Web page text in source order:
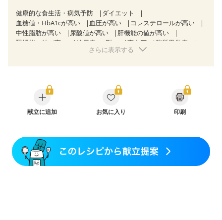
健康的な食生活・病気予防
ダイエット
血糖値・HbA1cが高い
血圧が高い
コレステロールが高い
中性脂肪が高い
尿酸値が高い
肝機能の値が高い
腎機能の値が高い
糖尿病（2型） 高血圧
脂質異常症
狭心症 心筋梗塞
糖尿病性腎症（第１期）
糖尿病性腎症（第２期）
糖尿病性腎症（第３期）
CKD（ステージ１）
CKD（ステージ２）
CKD（ステージ３a）
乳がん治療を終えた方・経過観察中の方など
妊娠中(初期)
妊婦健診・体重増加が気になる（初期）
妊婦健診・血圧が気になる（初期）
さらに表示する
献立に追加 お気に入り 印刷